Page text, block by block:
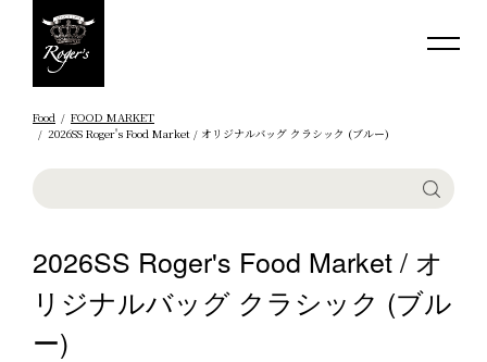
Food
FOOD MARKET
2026SS Roger's Food Market / オリジナルバッグ クラシック (ブルー)
2026SS Roger's Food Market / オ
リジナルバッグ クラシック (ブル
ー)